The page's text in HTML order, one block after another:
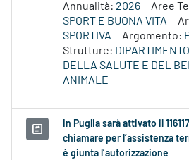
Annualità: 2026 Aree
SPORT E BUONA VITA
SPORTIVA
Argomento:
Strutture:
DELLA SALUTE E DEL
ANIMALE
In Puglia sarà attivato il
chiamare per l’assistenza
è giunta l’autorizzazione